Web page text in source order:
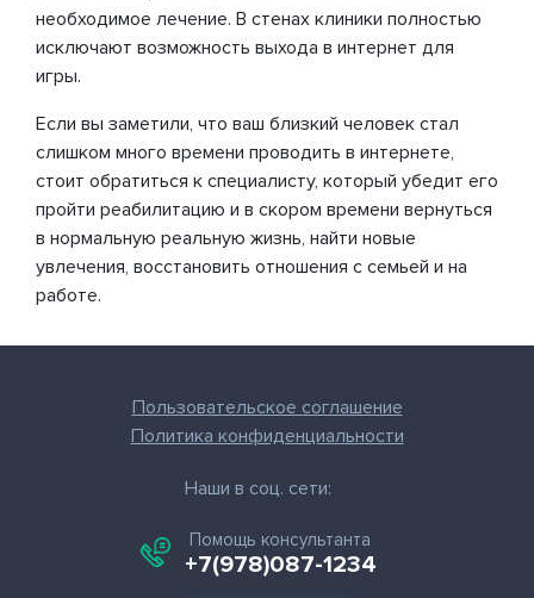
необходимое лечение. В стенах клиники полностью
исключают возможность выхода в интернет для
игры.
Если вы заметили, что ваш близкий человек стал
слишком много времени проводить в интернете,
стоит обратиться к специалисту, который убедит его
пройти реабилитацию и в скором времени вернуться
в нормальную реальную жизнь, найти новые
увлечения, восстановить отношения с семьей и на
работе.
Пользовательское соглашение
Политика конфиденциальности
Наши в соц. сети:
Помощь консультанта
+7(978)087-1234